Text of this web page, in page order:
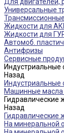
Универсальные
Жидкости для
Жидкости для
Автомоб.
Антифризы
Сервисные
Индустриальные
Назад
Индустриальные
Машинные масла
Гидравлические
Назад
Гидравлические
На минеральной